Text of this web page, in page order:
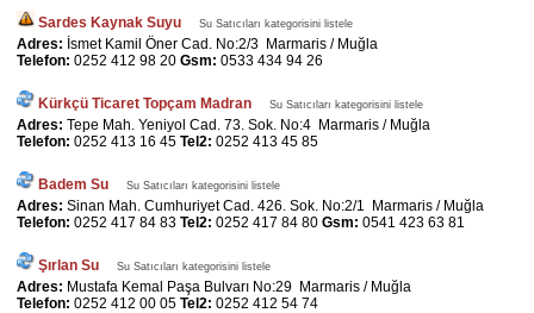
Sardes Kaynak Suyu Su Satıcıları kategorisini listele
Adres: İsmet Kamil Öner Cad. No:2/3 Marmaris / Muğla
Telefon: 0252 412 98 20 Gsm: 0533 434 94 26
Kürkçü Ticaret Topçam Madran Su Satıcıları kategorisini listele
Adres: Tepe Mah. Yeniyol Cad. 73. Sok. No:4 Marmaris / Muğla
Telefon: 0252 413 16 45 Tel2: 0252 413 45 85
Badem Su Su Satıcıları kategorisini listele
Adres: Sinan Mah. Cumhuriyet Cad. 426. Sok. No:2/1 Marmaris / Muğla
Telefon: 0252 417 84 83 Tel2: 0252 417 84 80 Gsm: 0541 423 63 81
Şırlan Su Su Satıcıları kategorisini listele
Adres: Mustafa Kemal Paşa Bulvarı No:29 Marmaris / Muğla
Telefon: 0252 412 00 05 Tel2: 0252 412 54 74